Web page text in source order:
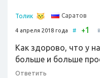
Толик Саратов
4 апреля 2018 года # +1
Как здорово, что у
больше и больше
Ответить